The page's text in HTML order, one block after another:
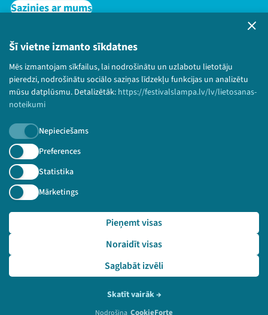
Šī vietne izmanto sīkdatnes
Mēs izmantojam sīkfailus, lai nodrošinātu un uzlabotu lietotāju
pieredzi, nodrošinātu sociālo saziņas līdzekļu funkcijas un analizētu
mūsu datplūsmu. Detalizētāk: https://festivalslampa.lv/lv/lietosanas-
noteikumi
Nepieciešams
Preferences
Statistika
Mārketings
Saglabāt izvēli
Noraidīt visas
Pieņemt visas
Skatīt vairāk→
Nodrošina CookieForte
Sazinies ar mums
Lietošanas noteikumi un sīkdatņu politika
Bērnu aizsardzības politika
© 2026 Sarunu festivāls LAMPA Visas tiesības
paturētas.
Piesakies jaunumiem!
Nepalaid garām aktuālāko informāciju!
Pieteikties
🔗 https://festivalslampa.lv/lv/pasakums/3407